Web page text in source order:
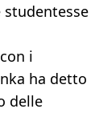
studentesse
i
ha detto
delle